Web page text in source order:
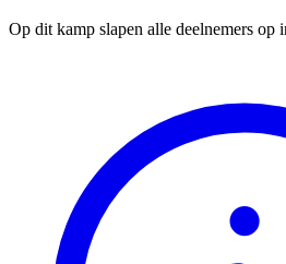
Op dit kamp slapen alle deelnemers op